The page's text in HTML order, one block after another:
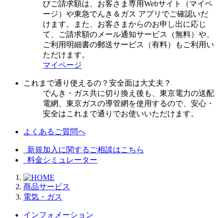
びご請求額は、お客さま専用Webサイト（マイペ
ージ）や東急でんき＆ガス アプリでご確認いだ
けます。また、お客さまからのお申し出に応じ
て、ご請求額のメール通知サービス（無料）や、
ご利用明細書の郵送サービス（有料）もご利用い
ただけます。
マイページ
これまで通り使えるの？安全面は大丈夫？
でんき・ガス共に切り換え後も、東京電力の送配
電網、東京ガスの導管網を使用するので、安心・
安全はこれまで通りでお使いいただけます。
よくあるご質問へ
新規加入に関するご相談はこちら
料金シミュレーター
商品サービス
電気・ガス
インフォメーション